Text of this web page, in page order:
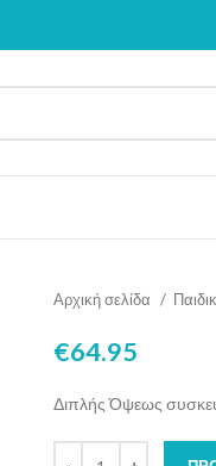
Αρχική σελίδα
€64.95
Διπλής Όψεως